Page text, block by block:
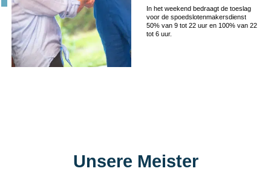
In het weekend bedraagt de toeslag
voor de spoedslotenmakersdienst
50% van 9 tot 22 uur en 100% van 22
tot 6 uur.
Unsere Meister